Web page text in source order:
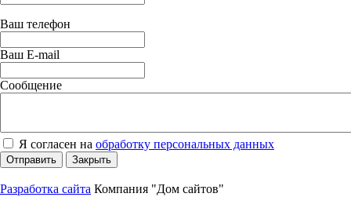
Ваш телефон
Ваш E-mail
Сообщение
Я согласен на обработку персональных данных
Отправить Закрыть
Разработка сайта Компания "Дом сайтов"